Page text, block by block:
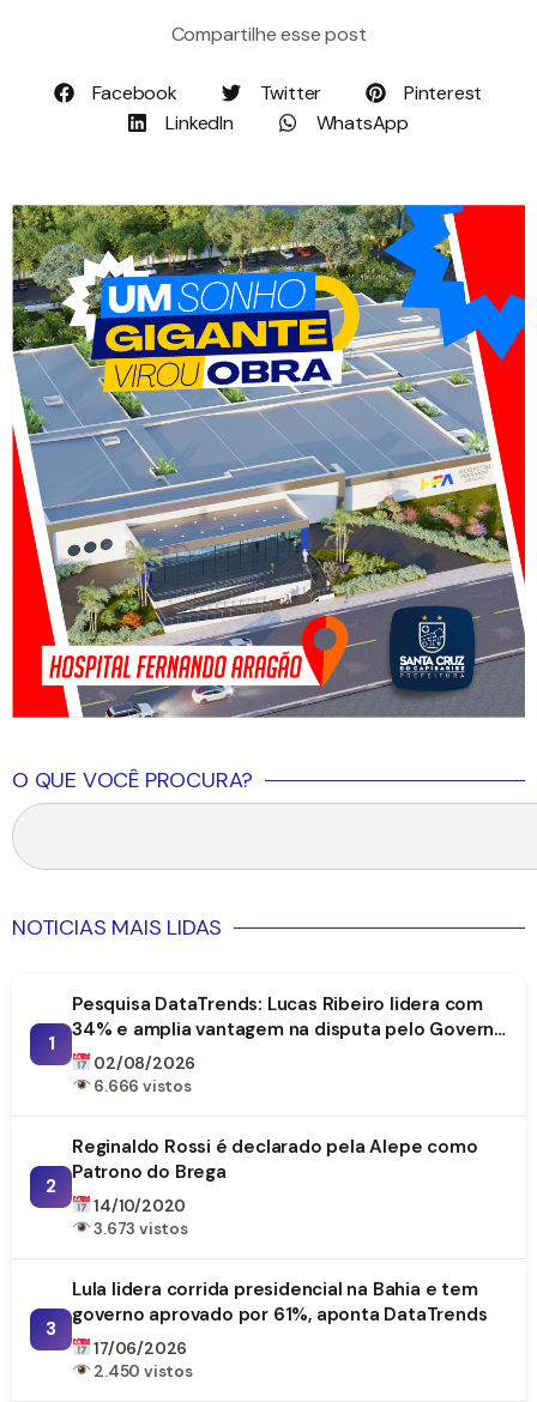
Compartilhe esse post
Facebook Twitter
Pinterest
LinkedIn
WhatsApp
O QUE VOCÊ PROCURA?
NOTICIAS MAIS LIDAS
1
Pesquisa DataTrends: Lucas Ribeiro lidera com
34% e amplia vantagem na disputa pelo Governo
da Paraíba
02/08/2026
6.666 vistos
2
Reginaldo Rossi é declarado pela Alepe como
Patrono do Brega
14/10/2020
3.673 vistos
3
Lula lidera corrida presidencial na Bahia e tem
governo aprovado por 61%, aponta DataTrends
17/06/2026
2.450 vistos